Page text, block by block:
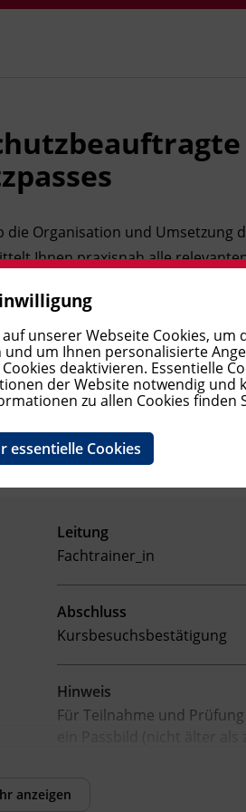
Organisation und Umsetzung
Ihnen praxisnah alle
und schließt die
Sie die Aufgaben der_des
den Brandschutzpass.
Leitung
Fachtrainer_in
Abschluss
Kursbesuchsbestätigung
Hinweis
Für Teilnahme und
ein Passbild (nicht älter als
Landes-Feuerwehrschule
anzeigen
unserer Webseite Cookies, um
und um Ihnen personalisierte
deaktivieren. Essentielle
der Website notwendig und
zu allen Cookies finden
essentielle Cookies